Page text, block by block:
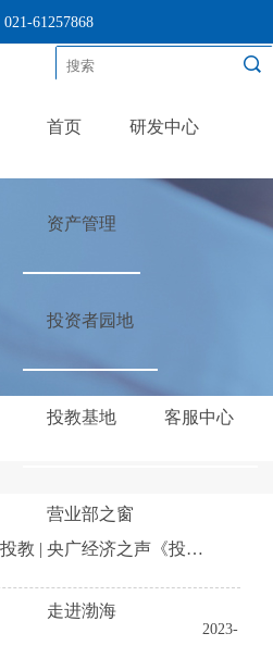
021-61257868
首页 研发中心
资产管理
投资者园地
投教基地 客服中心
营业部之窗
走进渤海
上交所投教 | 央广经济之声《投资修炼手册》走进沪市股票期权第5期：个人开立股票期权账户需要满足什么条件
2023-